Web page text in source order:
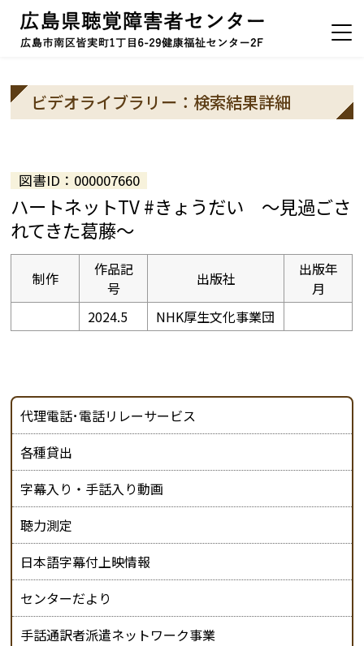
ビデオライブラリー：検索結果詳細
図書ID：000007660
ハートネットTV #きょうだい ～見過ごさ
れてきた葛藤～
制作
作品記
号
出版社
出版年
月
2024.5
NHK厚生文化事業団
代理電話･電話リレーサービス
各種貸出
字幕入り・手話入り動画
聴力測定
日本語字幕付上映情報
センターだより
手話通訳者派遣ネットワーク事業